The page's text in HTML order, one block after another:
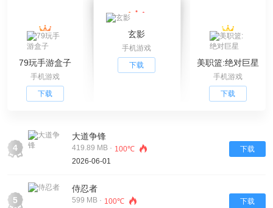
79玩手游盒子
手机游戏
下载
玄影
手机游戏
下载
美职篮:绝对巨星
手机游戏
下载
4
大道争锋
419.89 MB · 100℃
2026-06-01
下载
5
侍忍者
599 MB · 100℃ 下载